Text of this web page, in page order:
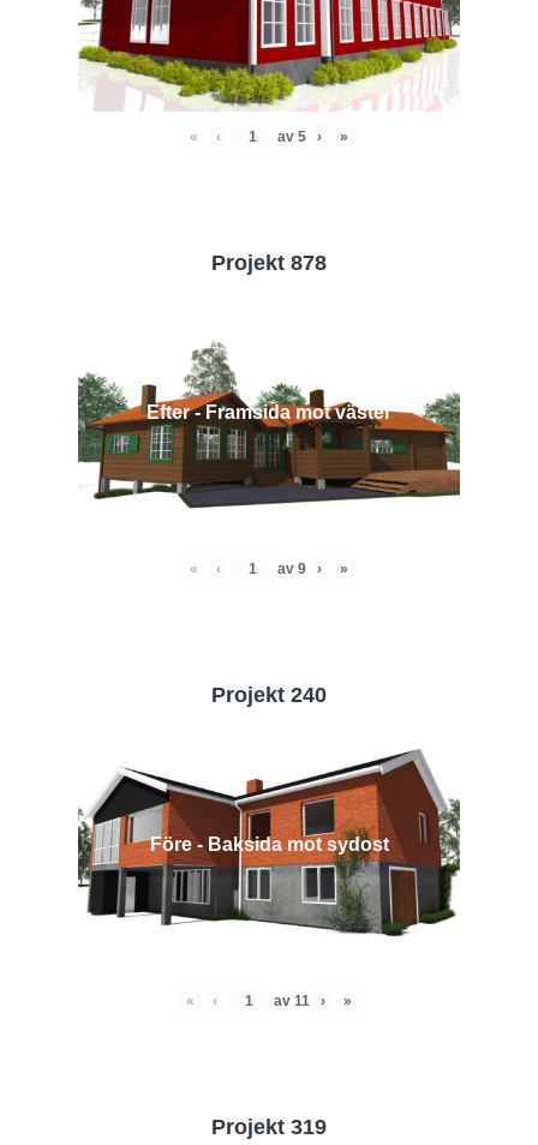
« ‹ av 5 › »
Projekt 878
Efter - Framsida mot väster
« ‹ av 9 › »
Projekt 240
Före - Baksida mot sydost
« ‹ av 11 › »
Projekt 319